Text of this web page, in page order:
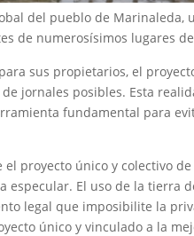
del pueblo de Marinaleda,
de numerosísimos lugares
sus propietarios, el
jornales posibles. Esta
fundamental para
proyecto único y colectivo
especular. El uso de la tierra
legal que imposibilite la
único y vinculado a la